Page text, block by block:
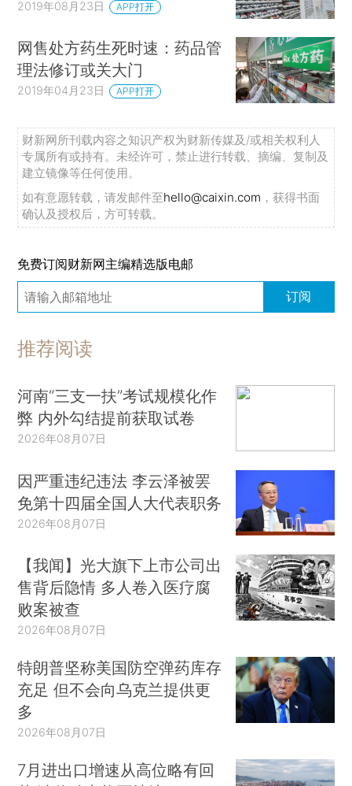
2019年08月23日 APP打开
网售处方药生死时速：药品管
理法修订或关大门
2019年04月23日 APP打开
财新网所刊载内容之知识产权为财新传媒及/或相关权利人
专属所有或持有。未经许可，禁止进行转载、摘编、复制及
建立镜像等任何使用。
如有意愿转载，请发邮件至hello@caixin.com ，获得书面
确认及授权后，方可转载。
免费订阅财新网主编精选版电邮
订阅
推荐阅读
河南“三支一扶”考试规模化作
弊 内外勾结提前获取试卷
2026年08月07日
因严重违纪违法 李云泽被罢
免第十四届全国人大代表职务
2026年08月07日
【我闻】光大旗下上市公司出
售背后隐情 多人卷入医疗腐
败案被查
2026年08月07日
特朗普坚称美国防空弹药库存
充足 但不会向乌克兰提供更
多
2026年08月07日
7月进出口增速从高位略有回